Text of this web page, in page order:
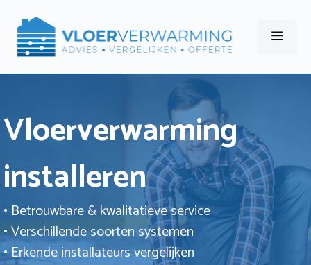
naar
Menu
Vloerverwarming
installeren
• Betrouwbare & kwalitatieve service
• Verschillende soorten systemen
• Erkende installateurs vergelijken